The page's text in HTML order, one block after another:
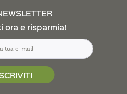
ora e risparmia!